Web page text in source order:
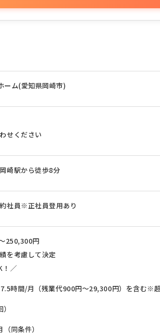
ーム(愛知県岡崎市)
せください
崎駅から徒歩8分
社員※正社員登用あり
250,300円
を考慮して決定
！／
時間/月（残業代900円～29,300円）を含む※
同条件）